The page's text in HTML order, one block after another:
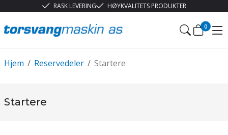
RASK LEVERING HØYKVALITETS PRODUKTER
0
/
Hjem /
Reservedeler Startere
Startere